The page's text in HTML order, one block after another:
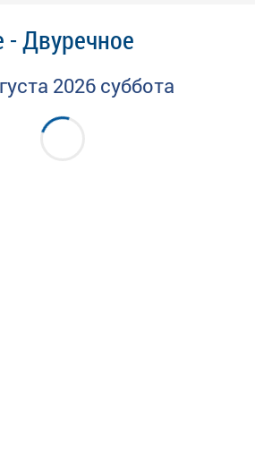
- Двуречное
2026 суббота